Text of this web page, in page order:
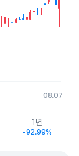
08.07
1년
-92.99%